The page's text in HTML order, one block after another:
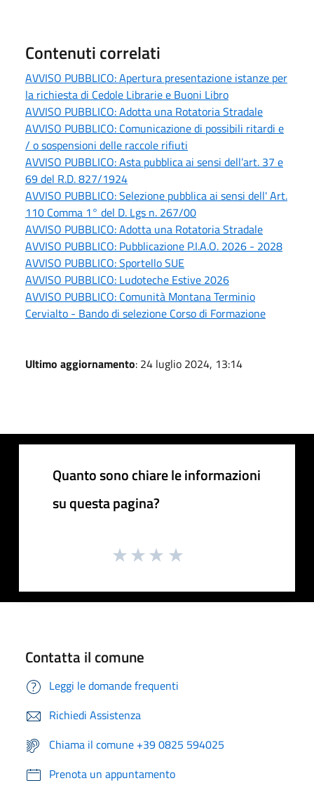
Contenuti correlati
AVVISO PUBBLICO: Apertura presentazione istanze per
la richiesta di Cedole Librarie e Buoni Libro
AVVISO PUBBLICO: Adotta una Rotatoria Stradale
AVVISO PUBBLICO: Comunicazione di possibili ritardi e
/ o sospensioni delle raccole rifiuti
AVVISO PUBBLICO: Asta pubblica ai sensi dell’art. 37 e
69 del R.D. 827/1924
AVVISO PUBBLICO: Selezione pubblica ai sensi dell' Art.
110 Comma 1° del D. Lgs n. 267/00
AVVISO PUBBLICO: Adotta una Rotatoria Stradale
AVVISO PUBBLICO: Pubblicazione P.I.A.O. 2026 - 2028
AVVISO PUBBLICO: Sportello SUE
AVVISO PUBBLICO: Ludoteche Estive 2026
AVVISO PUBBLICO: Comunità Montana Terminio
Cervialto - Bando di selezione Corso di Formazione
Ultimo aggiornamento: 24 luglio 2024, 13:14
Quanto sono chiare le informazioni
su questa pagina?
Contatta il comune
Leggi le domande frequenti
Richiedi Assistenza
Chiama il comune +39 0825 594025
Prenota un appuntamento